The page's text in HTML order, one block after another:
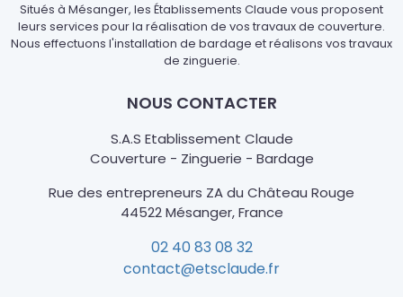
Situés à Mésanger, les Établissements Claude vous proposent
leurs services pour la réalisation de vos travaux de couverture.
Nous effectuons l'installation de bardage et réalisons vos travaux
de zinguerie.
NOUS CONTACTER
S.A.S Etablissement Claude
Couverture - Zinguerie - Bardage
Rue des entrepreneurs ZA du Château Rouge
44522 Mésanger, France
02 40 83 08 32
contact@etsclaude.fr